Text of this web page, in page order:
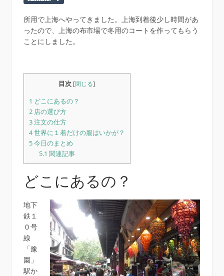
所用で上海へやってきました。上海到着後少し時間があ
ったので、上海の布市場で冬用のコートを作ってもらう
ことにしました。
目次 [閉じる]
1 どこにあるの？
2店の選び方
3注文の仕方
4世界に１着だけの服はいかが？
5今日のまとめ
5.1 関連記事
どこにあるの？
地下
鉄１
０号
線
「豫
園」
駅か